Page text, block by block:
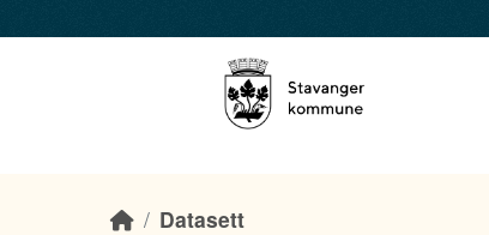
Datasett